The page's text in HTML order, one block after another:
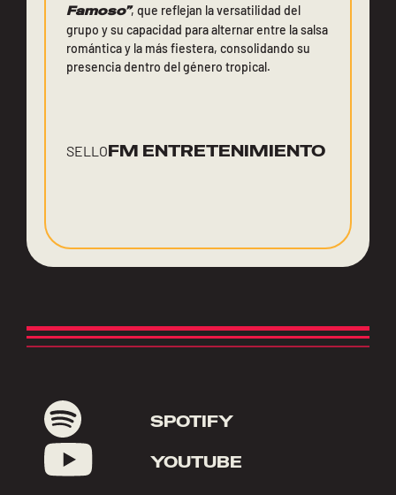
Famoso”, que reflejan la versatilidad del
grupo y su capacidad para alternar entre la salsa
romántica y la más fiestera, consolidando su
presencia dentro del género tropical.
SELLOFM ENTRETENIMIENTO
SPOTIFY
YOUTUBE